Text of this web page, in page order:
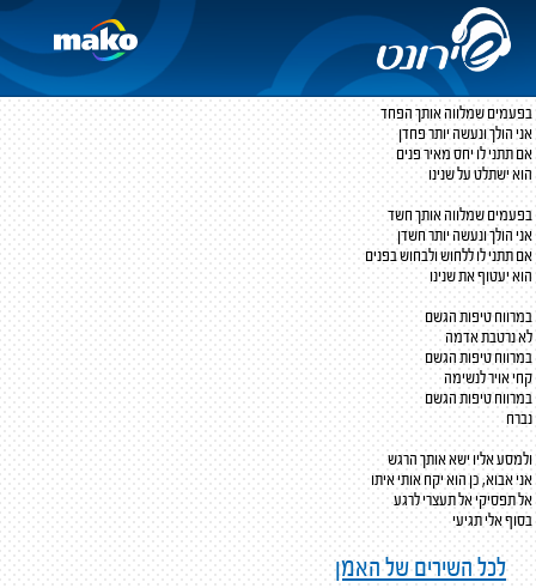
במרווח טיפות הגשם
פבלו רוזנברג
מילים ולחן:פבלו רוזנברג
בפעמים שמלווה אותך הפחד
אני הולך ונעשה יותר פחדן
אם תתני לו יחס מאיר פנים
הוא ישתלט על שנינו
בפעמים שמלווה אותך חשד
אני הולך ונעשה יותר חשדן
אם תתני לו ללחוש ולבחוש בפנים
הוא יעטוף את שנינו
במרווח טיפות הגשם
לא נרטבת אדמה
במרווח טיפות הגשם
קחי אויר לנשימה
במרווח טיפות הגשם
נברח
ולמסע אליו ישא אותך הרגש
אני אבוא, כן הוא יקח אותי איתו
אל תפסיקי אל תעצרי לרגע
בסוף אלי תגיעי
לכל השירים של האמן